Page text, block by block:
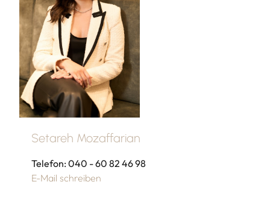
Setareh Mozaffarian
Telefon: 040 - 60 82 46 98
E-Mail schreiben